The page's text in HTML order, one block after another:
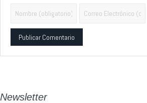
Newsletter